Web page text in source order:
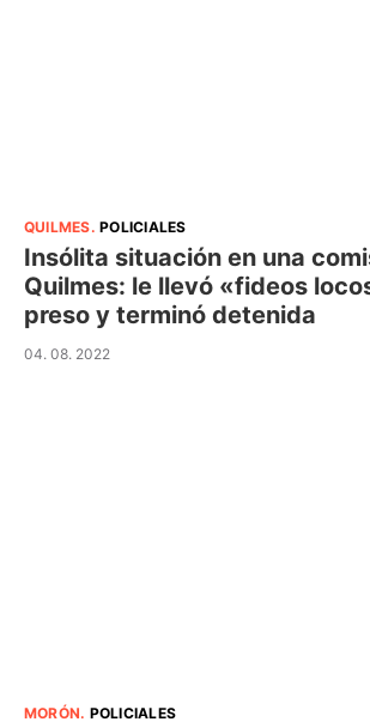
QUILMES.POLICIALES
Insólita situación en una
Quilmes: le llevó «fideos
preso y terminó detenida
04. 08. 2022
MORÓN. POLICIALES